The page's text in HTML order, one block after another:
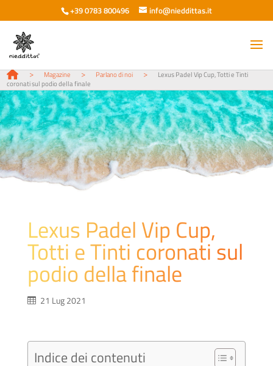
+39 0783 800496 info@nieddittas.it
> Magazine > Parlano di noi >
Lexus Padel Vip Cup, Totti e Tinti
coronati sul podio della finale
Lexus Padel Vip Cup,
Totti e Tinti coronati sul
podio della finale
21 Lug 2021
Indice dei contenuti